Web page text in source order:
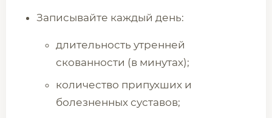
Записывайте каждый день:
длительность утренней
скованности (в минутах);
количество припухших и
болезненных суставов;